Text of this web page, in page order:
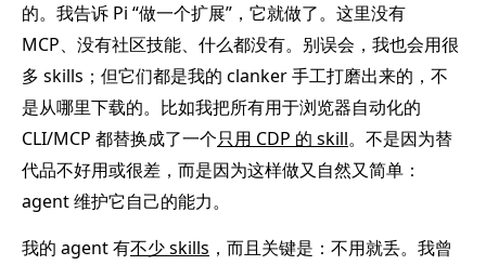
的。我告诉 Pi “做一个扩展”，它就做了。这里没有
MCP、没有社区技能、什么都没有。别误会，我也会用很
多 skills；但它们都是我的 clanker 手工打磨出来的，不
是从哪里下载的。比如我把所有用于浏览器自动化的
CLI/MCP 都替换成了一个只用 CDP 的 skill。不是因为替
代品不好用或很差，而是因为这样做又自然又简单：
agent 维护它自己的能力。
我的 agent 有不少 skills ，而且关键是：不用就丢。我曾